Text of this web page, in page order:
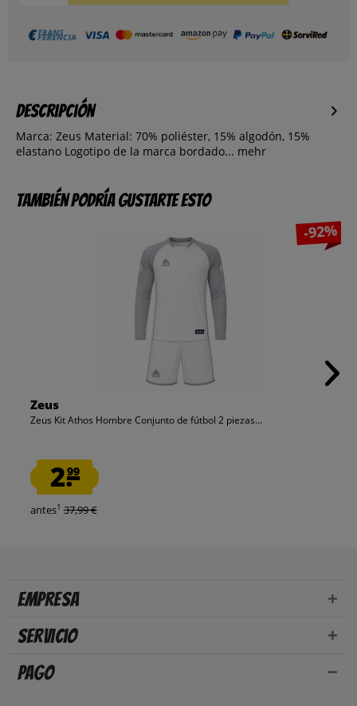
Descripción
Marca: Zeus Material: 70% poliéster, 15% algodón, 15%
elastano Logotipo de la marca bordado... mehr
También podría gustarte esto
-92%
Zeus
Zeus Kit Athos Hombre Conjunto de fútbol 2 piezas...
2.99
antes1 37,99 €
Empresa
Servicio
Pago